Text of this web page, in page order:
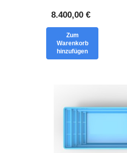
8.400,00 €
Zum
Warenkorb
hinzufügen